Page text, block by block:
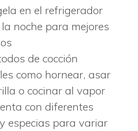
en el refrigerador
noche para mejores
de cocción
como hornear, asar
o cocinar al vapor
con diferentes
especias para variar